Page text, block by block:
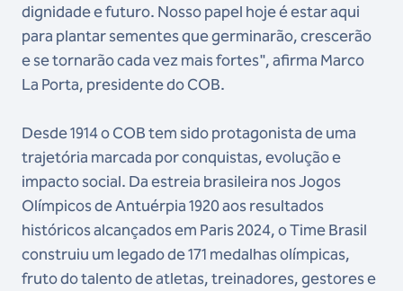
dignidade e futuro. Nosso papel hoje é estar aqui
para plantar sementes que germinarão, crescerão
e se tornarão cada vez mais fortes", afirma Marco
La Porta, presidente do COB.
Desde 1914 o COB tem sido protagonista de uma
trajetória marcada por conquistas, evolução e
impacto social. Da estreia brasileira nos Jogos
Olímpicos de Antuérpia 1920 aos resultados
históricos alcançados em Paris 2024, o Time Brasil
construiu um legado de 171 medalhas olímpicas,
fruto do talento de atletas, treinadores, gestores e